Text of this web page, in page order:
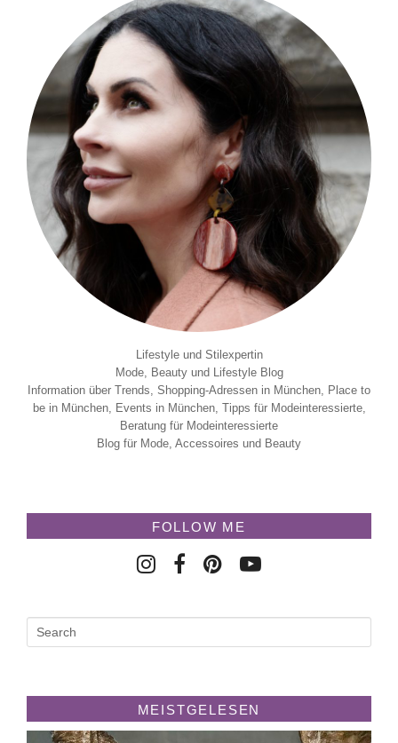
Lifestyle und Stilexpertin
Mode, Beauty und Lifestyle Blog
Information über Trends, Shopping-Adressen in München, Place to
be in München, Events in München, Tipps für Modeinteressierte,
Beratung für Modeinteressierte
Blog für Mode, Accessoires und Beauty
FOLLOW ME
MEISTGELESEN